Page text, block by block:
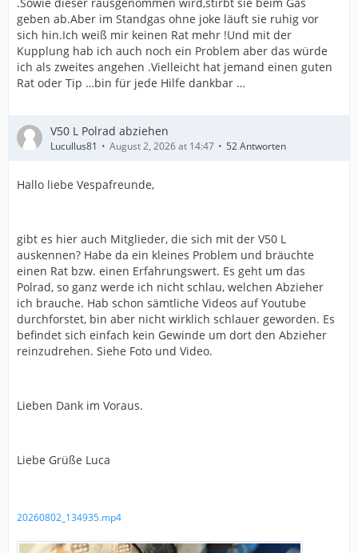
geben ab.Aber im Standgas ohne joke läuft sie ruhig vor
sich hin.Ich weiß mir keinen Rat mehr !Und mit der
Kupplung hab ich auch noch ein Problem aber das würde
ich als zweites angehen .Vielleicht hat jemand einen guten
Rat oder Tip …bin für jede Hilfe dankbar …
V50 L Polrad abziehen
Lucullus81 August 2, 2026 at 14:47 52 Antworten
Hallo liebe Vespafreunde,
gibt es hier auch Mitglieder, die sich mit der V50 L
auskennen? Habe da ein kleines Problem und bräuchte
einen Rat bzw. einen Erfahrungswert. Es geht um das
Polrad, so ganz werde ich nicht schlau, welchen Abzieher
ich brauche. Hab schon sämtliche Videos auf Youtube
durchforstet, bin aber nicht wirklich schlauer geworden. Es
befindet sich einfach kein Gewinde um dort den Abzieher
reinzudrehen. Siehe Foto und Video.
Lieben Dank im Voraus.
Liebe Grüße Luca
20260802_134935.mp4